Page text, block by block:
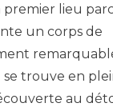
premier lieu
un corps de
se trouve en
au